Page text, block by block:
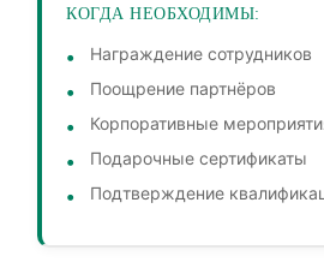
КОГДА НЕОБХОДИМЫ:
Награждение сотрудников
Поощрение партнёров
Корпоративные
Подарочные сертификаты
Подтверждение